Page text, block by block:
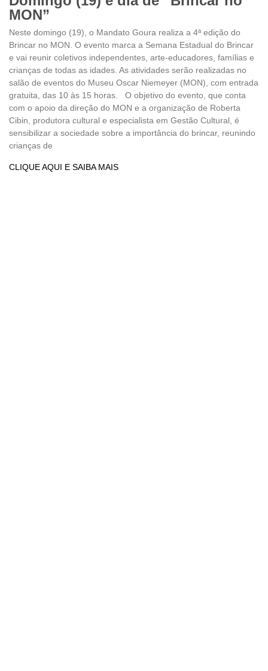
MON”
Neste domingo (19), o Mandato Goura realiza a 4ª edição do
Brincar no MON. O evento marca a Semana Estadual do Brincar
e vai reunir coletivos independentes, arte-educadores, famílias e
crianças de todas as idades. As atividades serão realizadas no
salão de eventos do Museu Oscar Niemeyer (MON), com entrada
gratuita, das 10 às 15 horas. O objetivo do evento, que conta
com o apoio da direção do MON e a organização de Roberta
Cibin, produtora cultural e especialista em Gestão Cultural, é
sensibilizar a sociedade sobre a importância do brincar, reunindo
crianças de
CLIQUE AQUI E SAIBA MAIS